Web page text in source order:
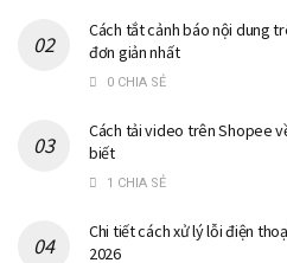
Cách tắt cảnh báo nội dung
đơn giản nhất
0 CHIA SẺ
Cách tải video trên Shopee
biết
1 CHIA SẺ
Chi tiết cách xử lý lỗi điện
2026